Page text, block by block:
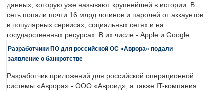
данных, которую уже называют крупнейшей в истории. В
сеть попали почти 16 млрд логинов и паролей от аккаунтов
в популярных сервисах, социальных сетях и на
государственных ресурсах. В их числе - Apple и Google.
Разработчики ПО для российской ОС «Аврора» подали
заявление о банкротстве
Разработчик приложений для российской операционной
системы «Аврора» - ООО «Авроид», а также IT-компания